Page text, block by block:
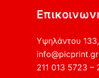
Υψηλάντου 133,
info@picprint.gr
211 013 5723 –